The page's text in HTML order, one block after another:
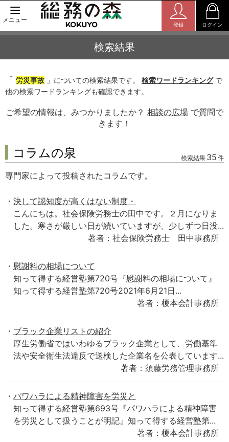
メニュー
登録 ログイン
検索結果
「 労災事故 」についての検索結果です。 検索ワードランキングで
他の検索ワードランキングも確認できます。
ご希望の情報は、みつかりましたか？ 相談の広場 で質問で
きます！
コラムの泉 検索結果 35 件
専門家によって投稿されたコラムです。
決して認知度が高くはない制度・
こんにちは。社会保険労務士の田中です。２月になりま
した。寒さが厳しい日が続いていますが、少しずつ日没...
著者：社会保険労務士 田中事務所
慰謝料の相場について
知って得する経営塾第720号『慰謝料の相場について』
知って得する経営塾第720号2021年6月21日...
著者：榎本会計事務所
ブラック企業リストの紹介
厚生労働省ではいわゆるブラック企業として、労働基準
法や安全衛生法違反で送検した企業名を公表しています...
著者：須藤労務管理事務所
パワハラによる精神障害を労災と
知って得する経営塾第693号『パワハラによる精神障害
を労災として扱うことが明記』知って得する経営塾第...
著者：榎本会計事務所